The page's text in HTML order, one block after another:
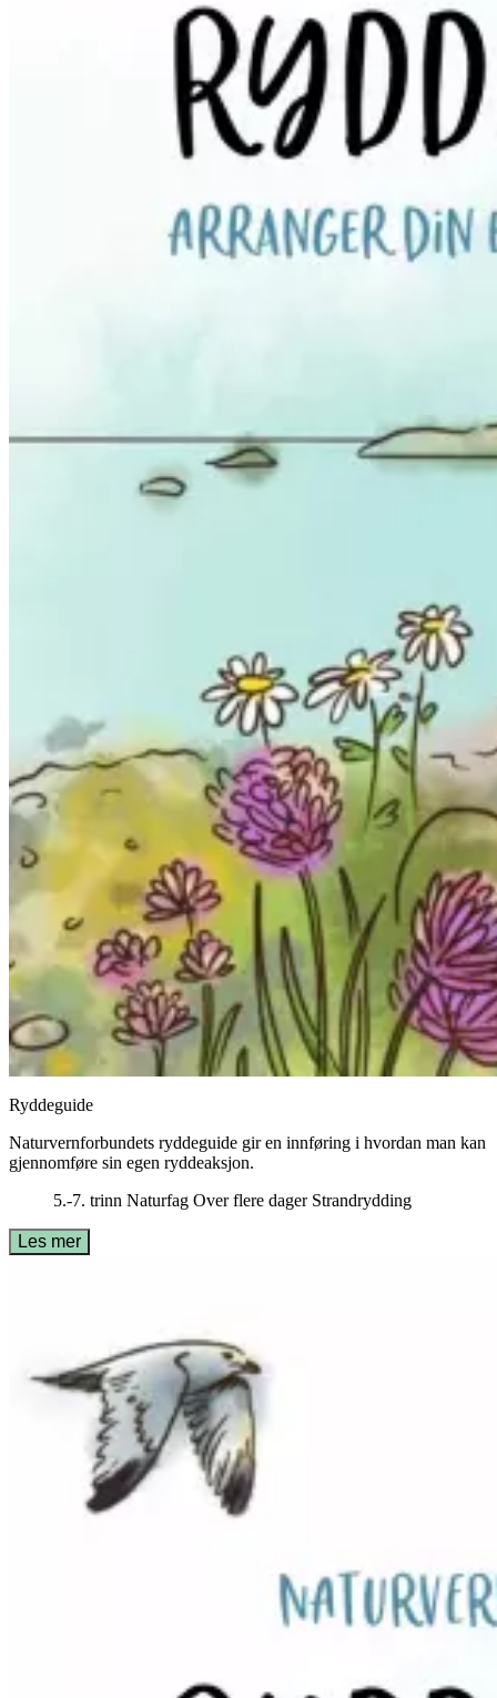
Ryddeguide
Naturvernforbundets ryddeguide gir en innføring i hvordan man kan
gjennomføre sin egen ryddeaksjon.
5.-7. trinn Naturfag Over flere dager Strandrydding
Les mer